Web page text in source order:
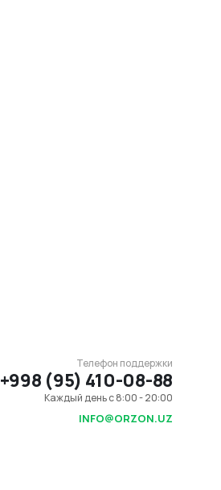
Телефон поддержки
+998 (95) 410-08-88
Каждый день с 8:00 - 20:00
INFO@ORZON.UZ